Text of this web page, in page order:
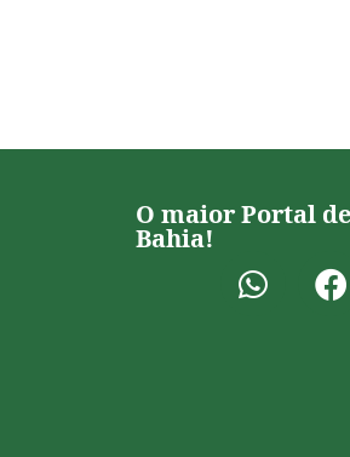
O maior Portal
Bahia!